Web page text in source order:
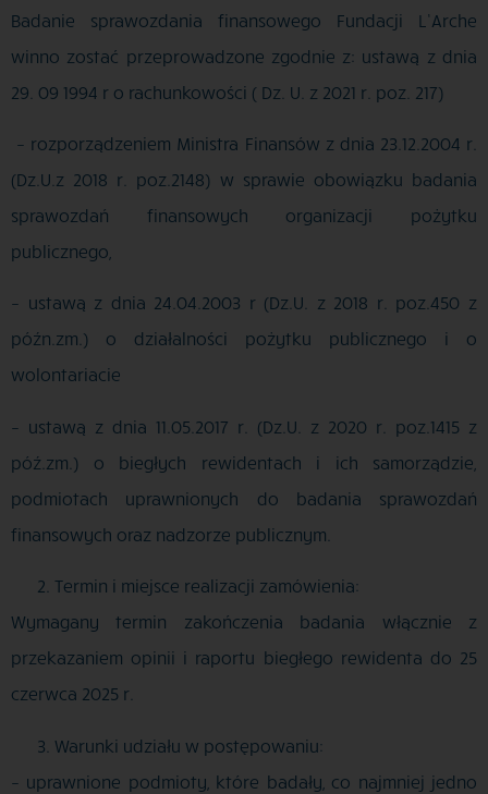
Badanie sprawozdania finansowego Fundacji L’Arche
winno zostać przeprowadzone zgodnie z: ustawą z dnia
29. 09 1994 r o rachunkowości ( Dz. U. z 2021 r. poz. 217)
– rozporządzeniem Ministra Finansów z dnia 23.12.2004 r.
(Dz.U.z 2018 r. poz.2148) w sprawie obowiązku badania
sprawozdań finansowych organizacji pożytku
publicznego,
– ustawą z dnia 24.04.2003 r (Dz.U. z 2018 r. poz.450 z
późn.zm.) o działalności pożytku publicznego i o
wolontariacie
– ustawą z dnia 11.05.2017 r. (Dz.U. z 2020 r. poz.1415 z
póź.zm.) o biegłych rewidentach i ich samorządzie,
podmiotach uprawnionych do badania sprawozdań
finansowych oraz nadzorze publicznym.
Termin i miejsce realizacji zamówienia:
Wymagany termin zakończenia badania włącznie z
przekazaniem opinii i raportu biegłego rewidenta do 25
czerwca 2025 r.
Warunki udziału w postępowaniu:
– uprawnione podmioty, które badały, co najmniej jedno